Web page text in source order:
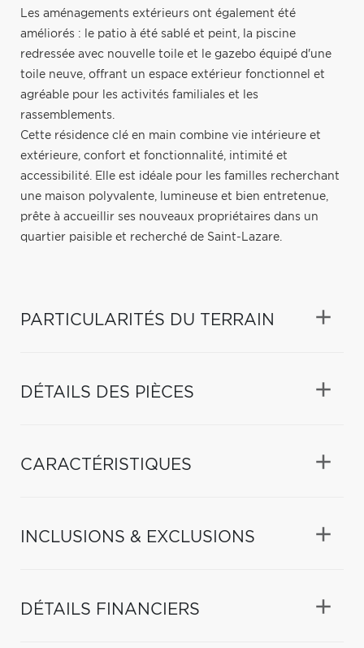
Les aménagements extérieurs ont également été
améliorés : le patio à été sablé et peint, la piscine
redressée avec nouvelle toile et le gazebo équipé d'une
toile neuve, offrant un espace extérieur fonctionnel et
agréable pour les activités familiales et les
rassemblements.
Cette résidence clé en main combine vie intérieure et
extérieure, confort et fonctionnalité, intimité et
accessibilité. Elle est idéale pour les familles recherchant
une maison polyvalente, lumineuse et bien entretenue,
prête à accueillir ses nouveaux propriétaires dans un
quartier paisible et recherché de Saint-Lazare.
PARTICULARITÉS DU TERRAIN
DÉTAILS DES PIÈCES
CARACTÉRISTIQUES
INCLUSIONS & EXCLUSIONS
DÉTAILS FINANCIERS